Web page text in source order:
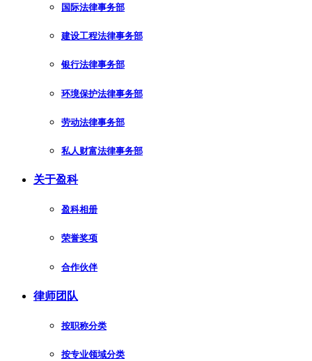
国际法律事务部
建设工程法律事务部
银行法律事务部
环境保护法律事务部
劳动法律事务部
私人财富法律事务部
关于盈科
盈科相册
荣誉奖项
合作伙伴
律师团队
按职称分类
按专业领域分类